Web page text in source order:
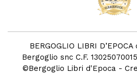
BERGOGLIO LIBRI
Bergoglio snc C.F.
©Bergoglio Libri d'Epoca -